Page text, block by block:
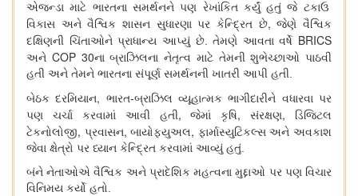
એજન્ડા માટે ભારતના સમર્થનને પણ રેખાંકિત કર્યું હતું જે ટકાઉ
વિકાસ અને વૈશ્વિક શાસન સુધારણા પર કેન્દ્રિત છે,જેણે વૈશ્વિક
દક્ષિણની ચિંતાઓને પ્રાધાન્ય આપ્યું છે. તેમણે આવતા વર્ષે BRICS
અને COP 30ના બ્રાઝિલના નેતૃત્વ માટે તેમની શુભેચ્છાઓ પાઠવી
હતી અને તેમને ભારતના સંપૂર્ણ સમર્થનની ખાતરી આપી હતી.
બેઠક દરમિયાન, ભારત-બ્રાઝિલ વ્યૂહાત્મક ભાગીદારીને વધારવા પર
પણ ચર્ચા કરવામાં આવી હતી,જેમાં કૃષિ,સંરક્ષણ,
ડિજિટલ
ટેકનોલોજી, પ્રવાસન,બાયોફ્યુઅલ, ફાર્માસ્યુટિકલ્સ અને અવકાશ
જેવા ક્ષેત્રો પર ધ્યાન કેન્દ્રિત કરવામાં આવ્યું હતું.
બંને નેતાઓએ વૈશ્વિક અને પ્રાદેશિક મહત્વના મુદ્દાઓ પર પણ વિચાર
વિનિમય કર્યો હતો.